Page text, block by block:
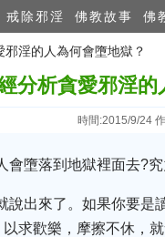
戒除邪淫 佛教故事 佛
淫的人為何會墮地獄？
分析貪愛邪淫的
時間:2015/9/24
會墮落到地獄裡面去?
說出來了。如果你要
求歡樂，摩擦不休，